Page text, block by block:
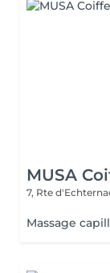
MUSA
7, Rte
Massage